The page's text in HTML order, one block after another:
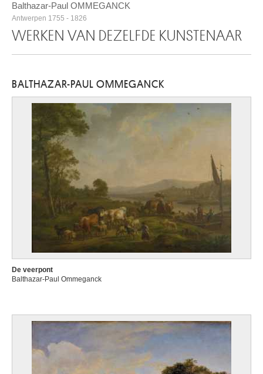
Balthazar-Paul OMMEGANCK
Antwerpen 1755 - 1826
WERKEN VAN DEZELFDE KUNSTENAAR
BALTHAZAR-PAUL OMMEGANCK
De veerpont
Balthazar-Paul Ommeganck